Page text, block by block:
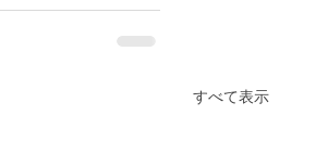
すべて表示